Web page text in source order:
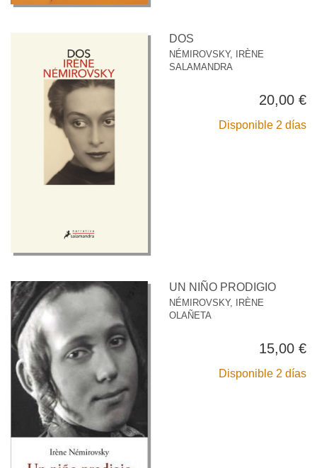
DOS
NÉMIROVSKY, IRÈNE
SALAMANDRA
20,00 €
Disponible 2 días
UN NIÑO PRODIGIO
NÉMIROVSKY, IRÈNE
OLAÑETA
15,00 €
Disponible 2 días